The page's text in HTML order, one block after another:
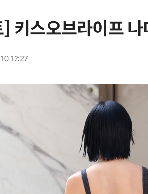
키스오브라이프
12:27